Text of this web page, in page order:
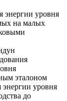
энергии уровня
на малых
эталоном
уровня
до